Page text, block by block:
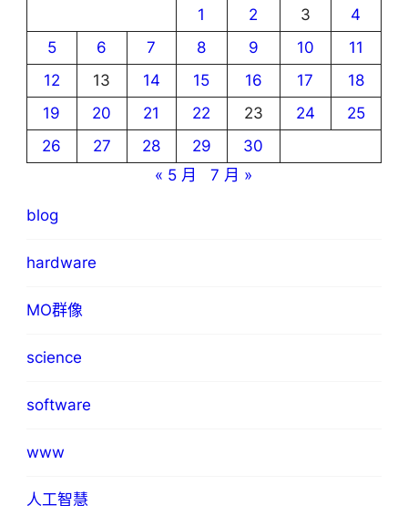
1
2 3
4
5
6 7 8 9 10
11
12
13 14 15 16 17
18
19
20 21 22 23 24
25
26
27 28 29
30
« 5 月
7 月 »
blog
hardware
MO群像
science
software
www
人工智慧